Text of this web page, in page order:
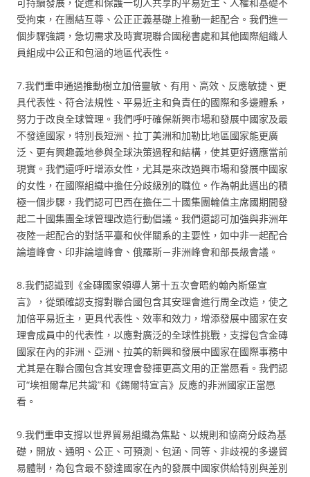
受拘束，在團結互尊、公正正義基礎上推動一起配合。我們進一
個步驟強調，急切需求及時實現聯合國秘書處和其他國際組織人
員組成中公正和包涵的地區代表性。
7.我們重申通過推動樹立加倍靈敏、有用、高效、反應敏捷、更
具代表性、符合法規性、平易近主和負責任的國際和多邊體系，
努力于改良全球管理。我們呼吁確保新興市場和發展中國家及最
不發達國家，特別長短洲、拉丁美洲和加勒比地區國家能更廣
泛、更有興趣義地參與全球決策過程和結構，使其更好適應當前
現實。我們還呼吁增添女性，尤其是來改過興市場和發展中國家
的女性，在國際組織中擔任分歧級別的職位。作為朝此邁出的積
極一個步驟，我們認可巴西在擔任二十國集團輪值主席國期間發
起二十國集團全球管理改造行動倡議。我們還認可加強與非洲年
夜陸一起配合的對話平臺和伙伴關系的主要性，如中非一起配合
論壇峰會、印非論壇峰會、俄羅斯－非洲峰會和部長級會議。
8.我們認識到《金磚國家領導人第十五次會晤約翰內斯堡宣
言》，從頭確認支撐對聯合國包含其安理會進行周全改造，使之
加倍平易近主，更具代表性、效率和效力，增添發展中國家在安
理會成員中的代表性，以應對廣泛的全球性挑戰，支撐包含金磚
國家在內的非洲、亞洲、拉美的新興和發展中國家在國際事務中
尤其是在聯合國包含其安理會發揮更高文用的正當愿看。我們認
可“埃祖爾韋尼共識”和《錫爾特宣言》反應的非洲國家正當愿
看。
9.我們重申支撐以世界貿易組織為焦點、以規則和協商分歧為基
礎，開放、通明、公正、可預測、包涵、同等、非歧視的多邊貿
易體制，為包含最不發達國家在內的發展中國家供給特別與差別